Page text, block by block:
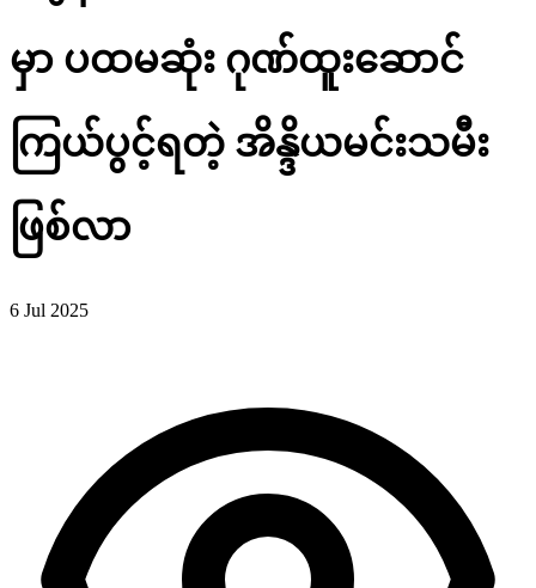
မှာ ပထမဆုံး ဂုဏ်ထူးဆောင်
ကြယ်ပွင့်ရတဲ့ အိန္ဒိယမင်းသမီး
ဖြစ်လာ
6 Jul 2025